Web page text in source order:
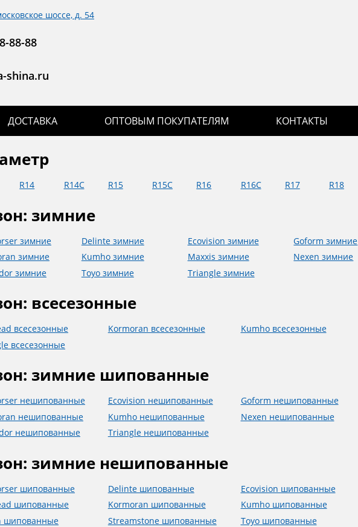
шоссе, д. 54
88-88
shina.ru
ДОСТАВКА ОПТОВЫМ ПОКУПАТЕЛЯМ КОНТАКТЫ
R14 R14С R15 R15С R16 R16С R17 R18
зимние
зимние Delinte зимние Ecovision зимние Goform зимние
зимние
Kumho зимние Maxxis зимние Nexen зимние
зимние
Toyo зимние Triangle зимние
всесезонные
всесезонные Kormoran всесезонные Kumho всесезонные
всесезонные
зимние шипованные
нешипованные Ecovision нешипованные Goform нешипованные
нешипованные
Kumho нешипованные Nexen нешипованные
нешипованные
Triangle нешипованные
зимние нешипованные
шипованные Delinte шипованные Ecovision шипованные
шипованные
Kormoran шипованные Kumho шипованные
шипованные
Streamstone шипованные Toyo шипованные